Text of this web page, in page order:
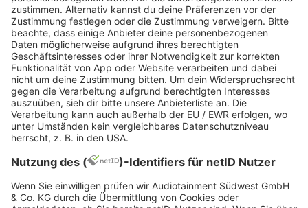
vor Konzertbeginn neugierig bleiben, in welcher
schönen Location dein besonderes Erlebnis
stattfindet. Aber keine Sorge: Geheimkonzerte
gibt es für alle! Wir sind bestimmt auch in deiner
Nähe - auch inHeidelberg,LeipzigundRegensburg
kannst du dir dein super special Konzerterlebnis
abholen.
Ennio,Frytz, Berq,Provinz,EASY EASY,Blond,SALÒ
und Paula Engels
- deine Lieblingsacts standen
schon auf unseren geheimen Bühnen. In unserer